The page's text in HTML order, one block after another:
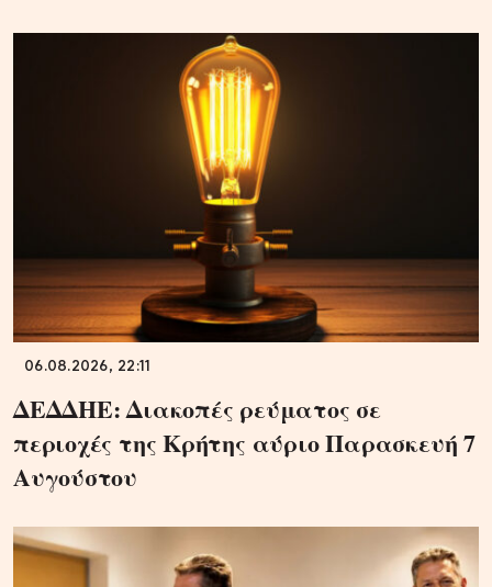
06.08.2026, 22:11
ΔΕΔΔΗΕ: Διακοπές ρεύματος σε
περιοχές της Κρήτης αύριο Παρασκευή 7
Αυγούστου